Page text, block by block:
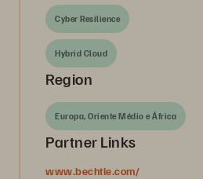
Cyber Resilience
Hybrid Cloud
Region
Europa, Oriente Médio e África
Partner Links
www.bechtle.com/